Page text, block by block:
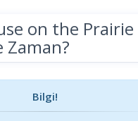
on the Prairie
Zaman?
Bilgi!